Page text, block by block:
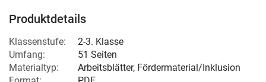
Produktdetails
Klassenstufe:
2-3. Klasse
Umfang:
51 Seiten
Materialtyp:
Arbeitsblätter, Fördermaterial/Inklusion